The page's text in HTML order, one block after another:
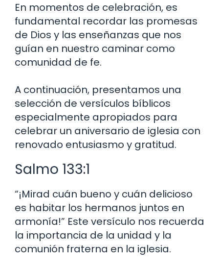
En momentos de celebración, es
fundamental recordar las promesas
de Dios y las enseñanzas que nos
guían en nuestro caminar como
comunidad de fe.
A continuación, presentamos una
selección de versículos bíblicos
especialmente apropiados para
celebrar un aniversario de iglesia con
renovado entusiasmo y gratitud.
Salmo 133:1
“¡Mirad cuán bueno y cuán delicioso
es habitar los hermanos juntos en
armonía!” Este versículo nos recuerda
la importancia de la unidad y la
comunión fraterna en la iglesia.